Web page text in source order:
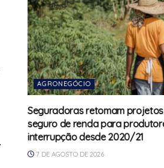
AGRONEGÓCIO
Seguradoras retomam
seguro de renda para
interrupção desde 2020/21
7 DE AGOSTO DE 2026